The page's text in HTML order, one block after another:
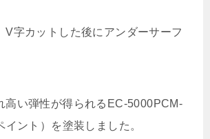
V字カットした後にアンダーサーフ
高い弾性が得られるEC-5000PCM-
イント）を塗装しました。